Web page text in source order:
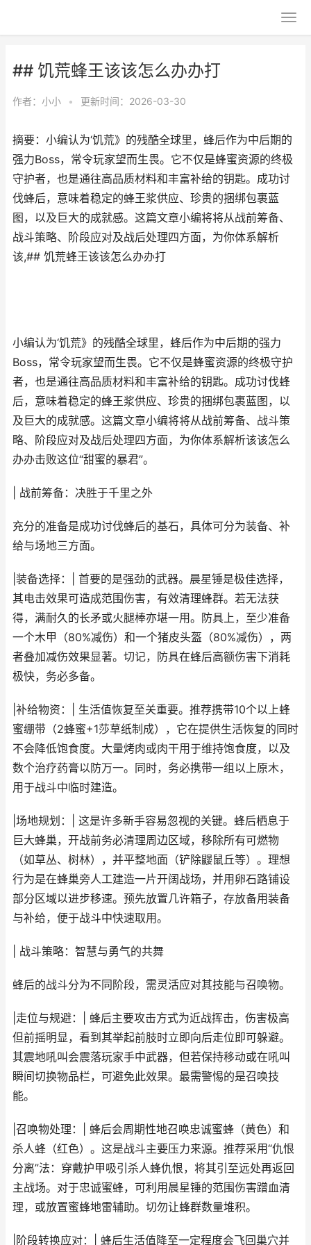
## 饥荒蜂王该该怎么办办打
作者： 小小 • 更新时间：2026-03-30
摘要：小编认为‘饥荒》的残酷全球里，蜂后作为中后期的
强力Boss，常令玩家望而生畏。它不仅是蜂蜜资源的终极
守护者，也是通往高品质材料和丰富补给的钥匙。成功讨
伐蜂后，意味着稳定的蜂王浆供应、珍贵的捆绑包裹蓝
图，以及巨大的成就感。这篇文章小编将将从战前筹备、
战斗策略、阶段应对及战后处理四方面，为你体系解析
该,## 饥荒蜂王该该怎么办办打
小编认为‘饥荒》的残酷全球里，蜂后作为中后期的强力
Boss，常令玩家望而生畏。它不仅是蜂蜜资源的终极守护
者，也是通往高品质材料和丰富补给的钥匙。成功讨伐蜂
后，意味着稳定的蜂王浆供应、珍贵的捆绑包裹蓝图，以
及巨大的成就感。这篇文章小编将将从战前筹备、战斗策
略、阶段应对及战后处理四方面，为你体系解析该该怎么
办办击败这位“甜蜜的暴君”。
| 战前筹备：决胜于千里之外
充分的准备是成功讨伐蜂后的基石，具体可分为装备、补
给与场地三方面。
|装备选择：| 首要的是强劲的武器。晨星锤是极佳选择，
其电击效果可造成范围伤害，有效清理蜂群。若无法获
得，满耐久的长矛或火腿棒亦堪一用。防具上，至少准备
一个木甲（80%减伤）和一个猪皮头盔（80%减伤），两
者叠加减伤效果显著。切记，防具在蜂后高额伤害下消耗
极快，务必多备。
|补给物资：| 生活值恢复至关重要。推荐携带10个以上蜂
蜜绷带（2蜂蜜+1莎草纸制成），它在提供生活恢复的同时
不会降低饱食度。大量烤肉或肉干用于维持饱食度，以及
数个治疗药膏以防万一。同时，务必携带一组以上原木，
用于战斗中临时建造。
|场地规划：| 这是许多新手容易忽视的关键。蜂后栖息于
巨大蜂巢，开战前务必清理周边区域，移除所有可燃物
（如草丛、树林），并平整地面（铲除鼹鼠丘等）。理想
行为是在蜂巢旁人工建造一片开阔战场，并用卵石路铺设
部分区域以进步移速。预先放置几许箱子，存放备用装备
与补给，便于战斗中快速取用。
| 战斗策略：智慧与勇气的共舞
蜂后的战斗分为不同阶段，需灵活应对其技能与召唤物。
|走位与规避：| 蜂后主要攻击方式为近战挥击，伤害极高
但前摇明显，看到其举起前肢时立即向后走位即可躲避。
其震地吼叫会震落玩家手中武器，但若保持移动或在吼叫
瞬间切换物品栏，可避免此效果。最需警惕的是召唤技
能。
|召唤物处理：| 蜂后会周期性地召唤忠诚蜜蜂（黄色）和
杀人蜂（红色）。这是战斗主要压力来源。推荐采用“仇恨
分离”法：穿戴护甲吸引杀人蜂仇恨，将其引至远处再返回
主战场。对于忠诚蜜蜂，可利用晨星锤的范围伤害蹭血清
理，或放置蜜蜂地雷辅助。切勿让蜂群数量堆积。
|阶段转换应对：| 蜂后生活值降至一定程度会飞回巢穴并